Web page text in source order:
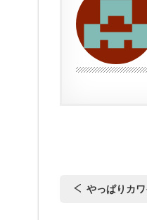
やっぱりカ